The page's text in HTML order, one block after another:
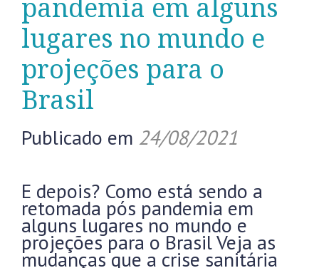
pandemia em alguns
lugares no mundo e
projeções para o
Brasil
Publicado em 24/08/2021
E depois? Como está sendo a
retomada pós pandemia em
alguns lugares no mundo e
projeções para o Brasil Veja as
mudanças que a crise sanitária